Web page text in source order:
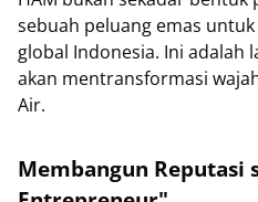
sebuah peluang emas
global Indonesia. Ini adalah
akan mentransformasi
Air.
Membangun Reputasi